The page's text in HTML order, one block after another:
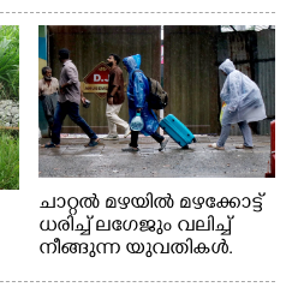
ചാറ്റൽ മഴയിൽ മഴക്കോട്ട്
ധരിച്ച് ലഗേജും വലിച്ച്
നീങ്ങുന്ന യുവതികൾ.